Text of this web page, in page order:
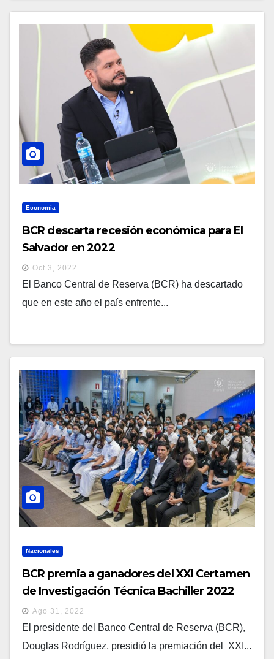
Economía
BCR descarta recesión económica para El
Salvador en 2022
Oct 3, 2022
El Banco Central de Reserva (BCR) ha descartado
que en este año el país enfrente...
Nacionales
BCR premia a ganadores del XXI Certamen
de Investigación Técnica Bachiller 2022
Ago 31, 2022
El presidente del Banco Central de Reserva (BCR),
Douglas Rodríguez, presidió la premiación del XXI...